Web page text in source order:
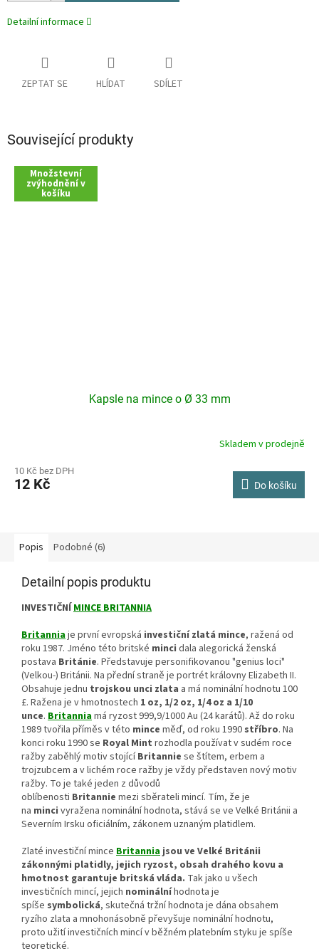
Detailní informace
ZEPTAT SE HLÍDAT SDÍLET
Související produkty
Množstevní
zvýhodnění v
košíku
Kapsle na mince o Ø 33 mm
Skladem v prodejně
10 Kč bez DPH
12 Kč Do košíku
Popis Podobné (6)
Detailní popis produktu
INVESTIČNÍMINCE BRITANNIA
Britanniaje první evropská investiční zlatá mince, ražená od
roku 1987. Jméno této britské minci dala alegorická ženská
postava Británie. Představuje personifikovanou "genius loci"
(Velkou-) Británii. Na přední straně je portrét královny Elizabeth II.
Obsahuje jednu trojskou unci zlata a má nominální hodnotu 100
£. Ražena je v hmotnostech 1 oz, 1/2 oz, 1/4 oz a 1/10
unce. Britanniamá ryzost 999,9/1000 Au (24 karátů). Až do roku
1989 tvořila příměs v této mince měď, od roku 1990 stříbro. Na
konci roku 1990 se Royal Mint rozhodla používat v sudém roce
ražby zaběhlý motiv stojícíBritannie se štítem, erbem a
trojzubcem a v lichém roce ražby je vždy představen nový motiv
ražby. To je také jeden z důvodů
oblíbenosti Britannie mezi sběrateli mincí. Tím, že je
na minci vyražena nominální hodnota, stává se ve Velké Británii a
Severním Irsku oficiálním, zákonem uznaným platidlem.
Zlaté investiční mince Britanniajsou ve Velké Británii
zákonnými platidly, jejich ryzost, obsah drahého kovu a
hmotnost garantuje britská vláda. Tak jako u všech
investičních mincí, jejich nominálníhodnota je
spíše symbolická, skutečná tržní hodnota je dána obsahem
ryzího zlata a mnohonásobně převyšuje nominální hodnotu,
proto užití investičních mincí v běžném platebním styku je spíše
teoretické.